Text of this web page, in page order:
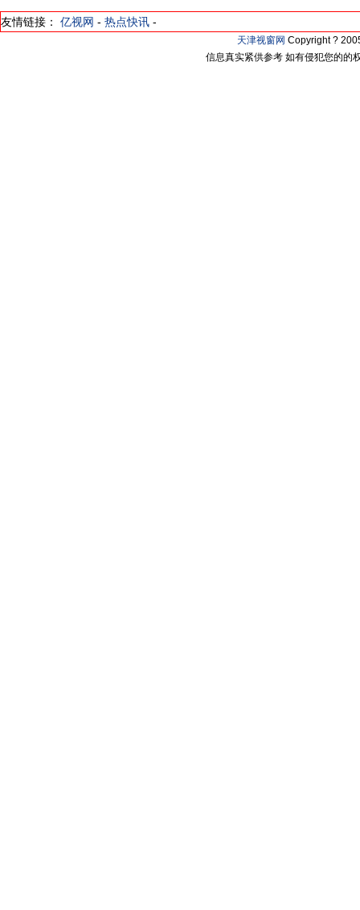
友情链接： 亿视网 - 热点快讯 -
天津视窗网 Copyright ?
信息真实紧供参考 如有侵犯您的的